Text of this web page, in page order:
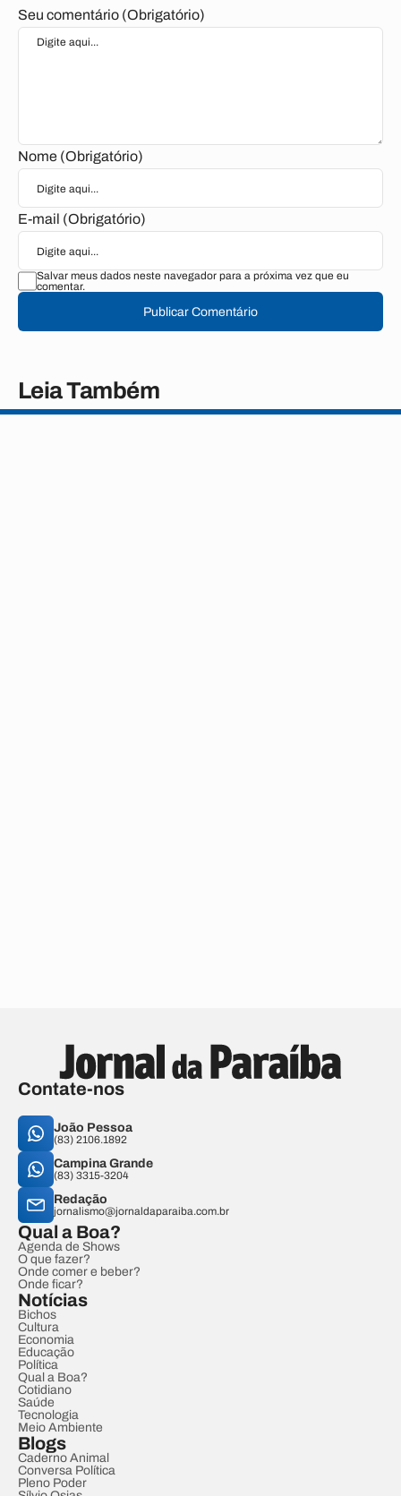
Seu comentário (Obrigatório)
Nome (Obrigatório)
E-mail (Obrigatório)
Salvar meus dados neste navegador para a próxima vez que eu
comentar.
Publicar Comentário
Leia Também
Contate-nos
João Pessoa
(83) 2106.1892
Campina Grande
(83) 3315-3204
Redação
jornalismo@jornaldaparaiba.com.br
Qual a Boa?
Agenda de Shows
O que fazer?
Onde comer e beber?
Onde ficar?
Notícias
Bichos
Cultura
Economia
Educação
Política
Qual a Boa?
Cotidiano
Saúde
Tecnologia
Meio Ambiente
Blogs
Caderno Animal
Conversa Política
Pleno Poder